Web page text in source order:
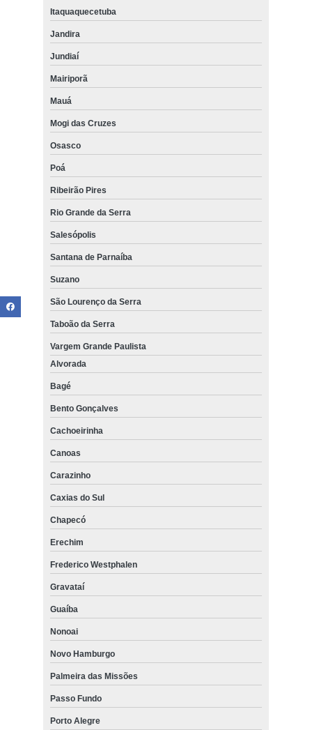
Itaquaquecetuba
Jandira
Jundiaí
Mairiporã
Mauá
Mogi das Cruzes
Osasco
Poá
Ribeirão Pires
Rio Grande da Serra
Salesópolis
Santana de Parnaíba
Suzano
São Lourenço da Serra
Taboão da Serra
Vargem Grande Paulista
Alvorada
Bagé
Bento Gonçalves
Cachoeirinha
Canoas
Carazinho
Caxias do Sul
Chapecó
Erechim
Frederico Westphalen
Gravataí
Guaíba
Nonoai
Novo Hamburgo
Palmeira das Missões
Passo Fundo
Porto Alegre